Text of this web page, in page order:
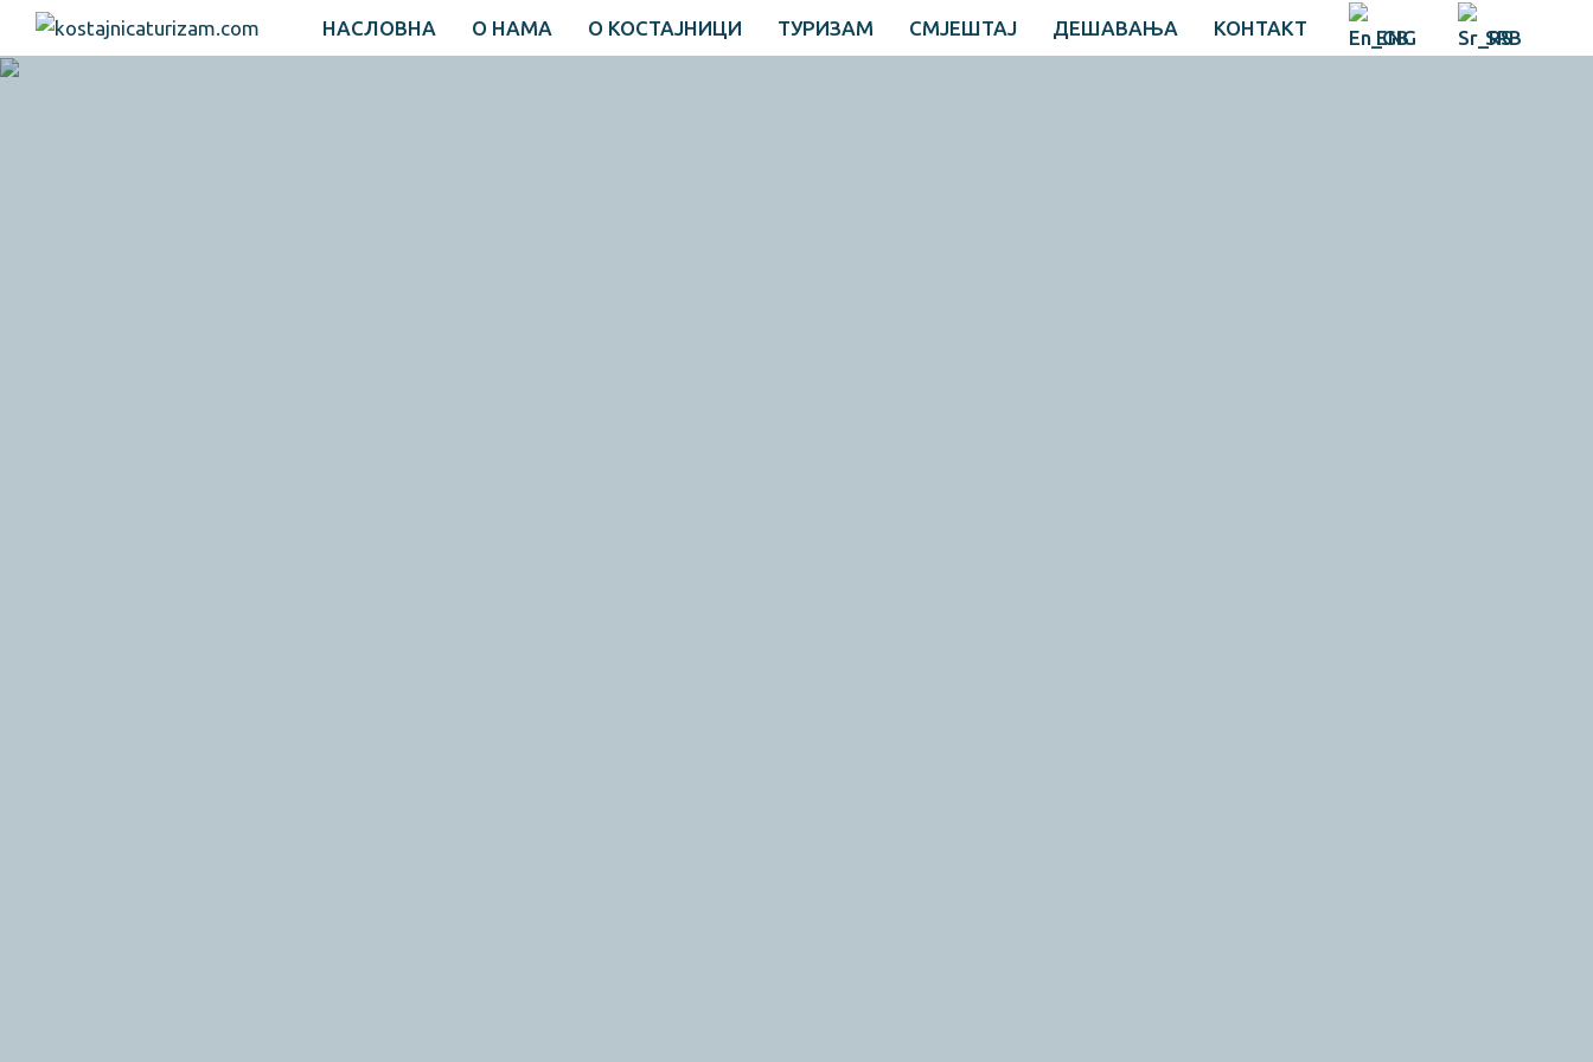
НАСЛОВНА О НАМА О КОСТАЈНИЦИ ТУРИЗАМ СМЈЕШТАЈ ДЕШАВАЊА КОНТАКТ ENG SRB